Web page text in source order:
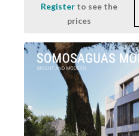
Register to see the
prices